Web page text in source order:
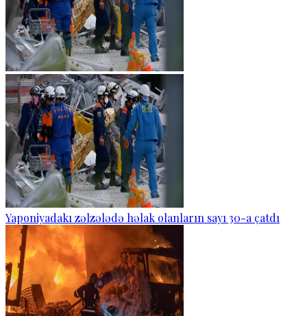
Yaponiyadakı zəlzələdə həlak olanların sayı 30-a çatdı